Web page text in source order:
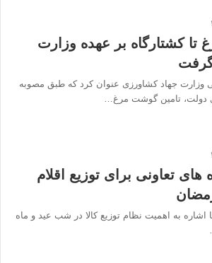
تا کشتارگاه‌ بر عهده وزارت
وزارت جهاد کشاورزی عنوان کرد که طبق مصوبه
دولت، تامین گوشت مرغ…
های تعاونی برای توزیع اقلام
اشاره به اهمیت نظام توزیع کالا در شب عید و ماه